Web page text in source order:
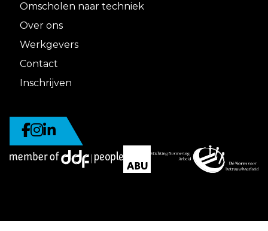
Omscholen naar techniek
Over ons
Werkgevers
Contact
Inschrijven